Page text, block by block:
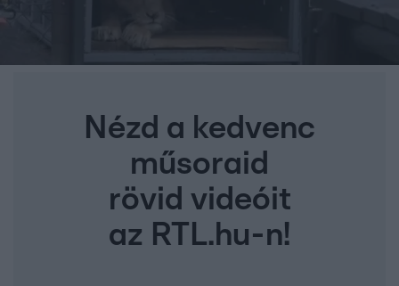
Nézd a kedvenc
műsoraid
rövid videóit
az RTL.hu-n!